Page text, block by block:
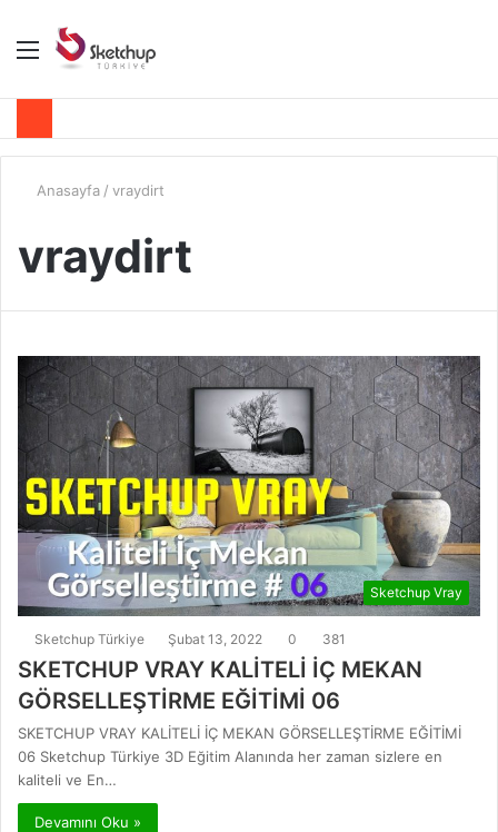
Menü
Anasayfa / vraydirt
vraydirt
Sketchup Vray
Sketchup Türkiye Şubat 13, 2022 0 381
SKETCHUP VRAY KALİTELİ İÇ MEKAN
GÖRSELLEŞTİRME EĞİTİMİ 06
SKETCHUP VRAY KALİTELİ İÇ MEKAN GÖRSELLEŞTİRME EĞİTİMİ
06 Sketchup Türkiye 3D Eğitim Alanında her zaman sizlere en
kaliteli ve En…
Devamını Oku »